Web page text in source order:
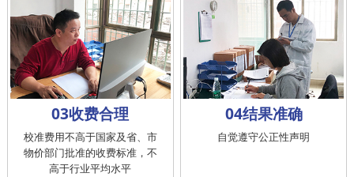
03收费合理
校准费用不高于国家及省、市
物价部门批准的收费标准，不
高于行业平均水平
04结果准确
自觉遵守公正性声明